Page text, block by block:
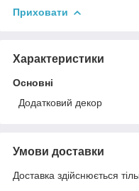
Приховати
Характеристики
Основні
Додатковий декор
Умови доставки
Доставка здійснюється